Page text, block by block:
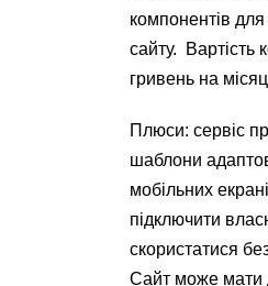
компонентів
сайту. Вартість
гривень на
Плюси: сервіс
шаблони
мобільних
підключити
скористатися
Сайт може мати